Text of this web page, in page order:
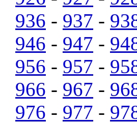
936 - 937 -
946 - 947 -
956 - 957 -
966 - 967 -
976 - 977 -